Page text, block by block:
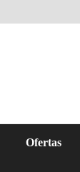
Ofertas